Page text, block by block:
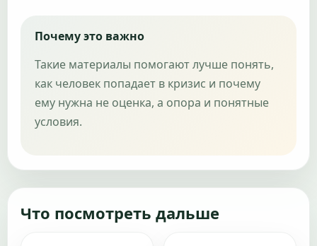
Почему это важно
Такие материалы помогают лучше понять,
как человек попадает в кризис и почему
ему нужна не оценка, а опора и понятные
условия.
Что посмотреть дальше